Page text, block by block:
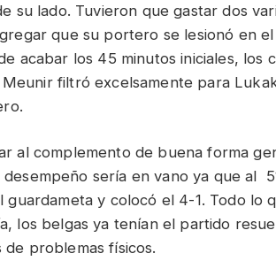
su lado. Tuvieron que gastar dos
que su portero se lesionó en
acabar los 45 minutos iniciales, los
filtró excelsamente para
al complemento de buena forma
sería en vano ya que al
guardameta y colocó el 4-1. Todo lo
los belgas ya tenían el partido
problemas físicos.